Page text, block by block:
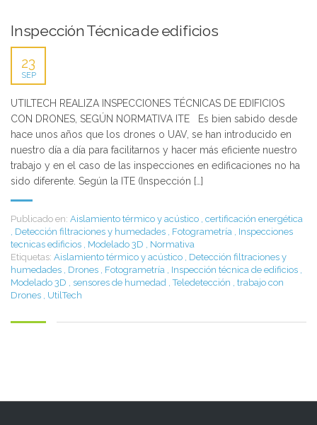
Inspección Técnica de edificios
23
SEP
UTILTECH REALIZA INSPECCIONES TÉCNICAS DE EDIFICIOS
CON DRONES, SEGÚN NORMATIVA ITE Es bien sabido desde
hace unos años que los drones o UAV, se han introducido en
nuestro día a día para facilitarnos y hacer más eficiente nuestro
trabajo y en el caso de las inspecciones en edificaciones no ha
sido diferente. Según la ITE (Inspección […]
Publicado en: Aislamiento térmico y acústico , certificación energética
, Detección filtraciones y humedades , Fotogrametría , Inspecciones
tecnicas edificios , Modelado 3D , Normativa
Etiquetas: Aislamiento térmico y acústico , Detección filtraciones y
humedades , Drones , Fotogrametría , Inspección técnica de edificios ,
Modelado 3D , sensores de humedad , Teledetección , trabajo con
Drones , UtilTech